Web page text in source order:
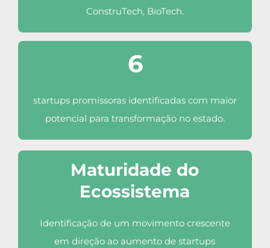
ConstruTech, BioTech.
6
startups promissoras identificadas com maior
potencial para transformação no estado.
Maturidade do
Ecossistema
Identificação de um movimento crescente
em direção ao aumento de startups